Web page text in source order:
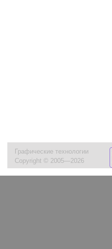
Графические технологии
Copyright © 2005—2026